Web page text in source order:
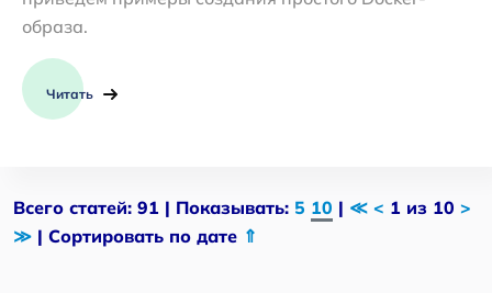
образа.
Читать
Всего статей: 91 | Показывать: 5 10 | ≪ < 1 из 10 >
≫ | Сортировать по дате ⇑